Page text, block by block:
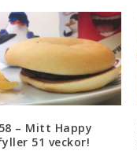
– Mitt Happy
51 veckor!